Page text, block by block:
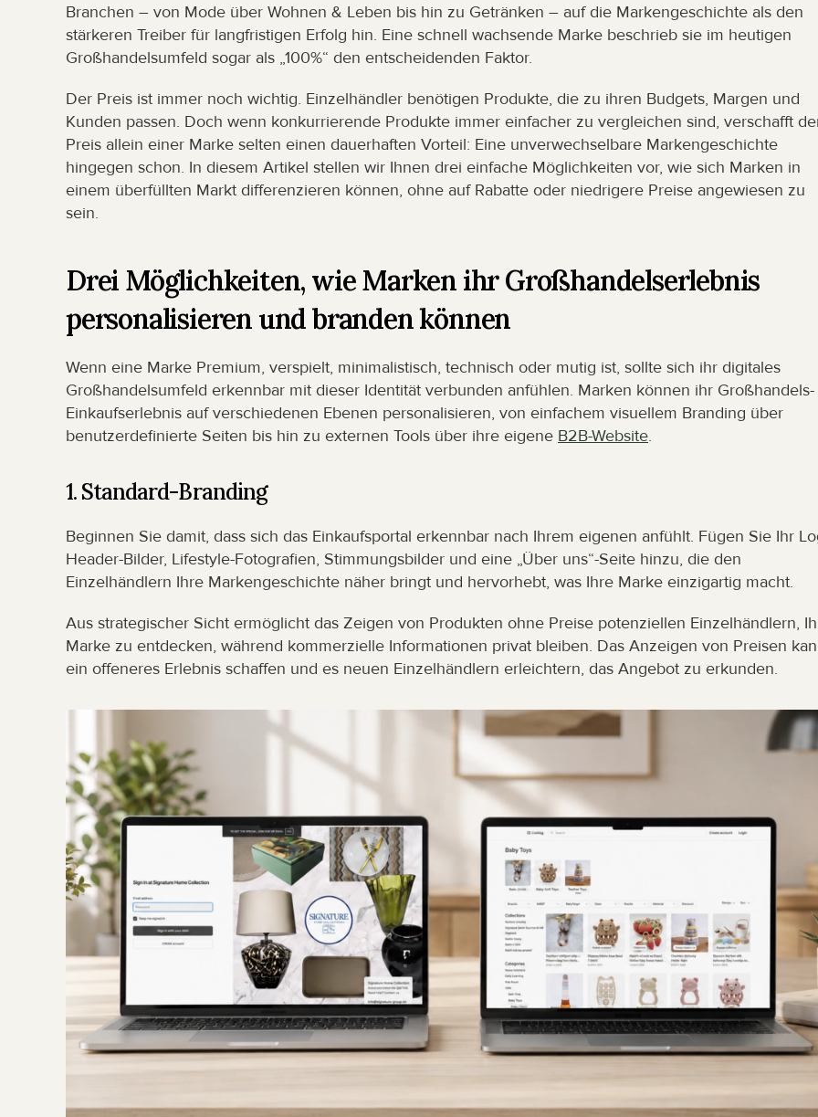
Branchen – von Mode über Wohnen & Leben bis hin zu Getränken – auf die Markengeschichte als den
stärkeren Treiber für langfristigen Erfolg hin. Eine schnell wachsende Marke beschrieb sie im heutigen
Großhandelsumfeld sogar als „100%“ den entscheidenden Faktor.
Der Preis ist immer noch wichtig. Einzelhändler benötigen Produkte, die zu ihren Budgets, Margen und
Kunden passen. Doch wenn konkurrierende Produkte immer einfacher zu vergleichen sind, verschafft
Preis allein einer Marke selten einen dauerhaften Vorteil: Eine unverwechselbare Markengeschichte
hingegen schon. In diesem Artikel stellen wir Ihnen drei einfache Möglichkeiten vor, wie sich Marken in
einem überfüllten Markt differenzieren können, ohne auf Rabatte oder niedrigere Preise angewiesen zu
sein.
Drei Möglichkeiten, wie Marken ihr Großhandelserlebnis
personalisieren und branden können
Wenn eine Marke Premium, verspielt, minimalistisch, technisch oder mutig ist, sollte sich ihr digitales
Großhandelsumfeld erkennbar mit dieser Identität verbunden anfühlen. Marken können ihr Großhandels-
Einkaufserlebnis auf verschiedenen Ebenen personalisieren, von einfachem visuellem Branding über
benutzerdefinierte Seiten bis hin zu externen Tools über ihre eigene B2B-Website.
1. Standard-Branding
Beginnen Sie damit, dass sich das Einkaufsportal erkennbar nach Ihrem eigenen anfühlt. Fügen Sie Ihr
Header-Bilder, Lifestyle-Fotografien, Stimmungsbilder und eine „Über uns“-Seite hinzu, die den
Einzelhändlern Ihre Markengeschichte näher bringt und hervorhebt, was Ihre Marke einzigartig macht.
Aus strategischer Sicht ermöglicht das Zeigen von Produkten ohne Preise potenziellen Einzelhändlern,
Marke zu entdecken, während kommerzielle Informationen privat bleiben. Das Anzeigen von Preisen
ein offeneres Erlebnis schaffen und es neuen Einzelhändlern erleichtern, das Angebot zu erkunden.